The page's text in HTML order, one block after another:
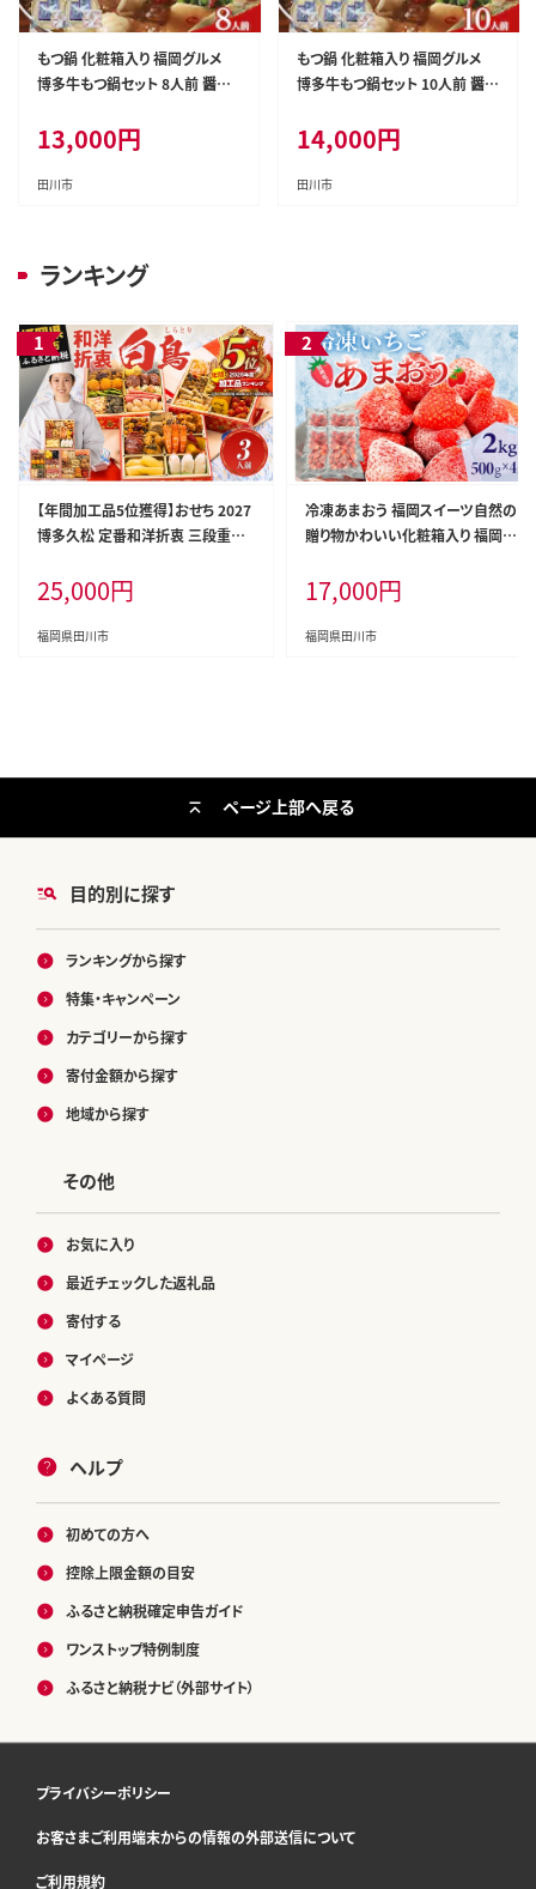
もつ鍋 化粧箱入り 福岡グルメ
博多牛もつ鍋セット 8人前 醤油
産 美味しい 福岡県 福岡 九州 グ
ルメ お取り寄せ
13,000円
田川市
もつ鍋 化粧箱入り 福岡グルメ
博多牛もつ鍋セット 10人前 醤
お土産 美味しい 福岡県 福岡 九
州 グルメ お取り寄せ
14,000円
田川市
ランキング
【年間加工品5位獲得】おせち 2027
博多久松 定番和洋折衷 三段重お
せち料理 重箱 お正月 冷凍おせち
縁起物 祝箸付 福岡 年末配送
25,000円
福岡県田川市
冷凍あまおう 福岡スイーツ自然の
贈り物かわいい化粧箱入り 福岡県
チゴ 苺 お取り寄せグルメ お取り寄
せ 福岡 お土産 九州 福岡土産 取り
寄せ グルメ 福岡県
17,000円
福岡県田川市
目的別に探す
ランキングから探す
特集・キャンペーン
カテゴリーから探す
寄付金額から探す
地域から探す
その他
お気に入り
最近チェックした返礼品
寄付する
マイページ
よくある質問
ヘルプ
初めての方へ
控除上限金額の目安
ふるさと納税確定申告ガイド
ワンストップ特例制度
ふるさと納税ナビ（外部サイト）
ページ上部へ戻る
プライバシーポリシー
お客さまご利用端末からの情報の外部送信について
ご利用規約